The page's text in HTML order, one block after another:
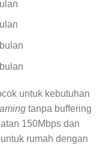
untuk kebutuhan
tanpa buffering
150Mbps dan
rumah dengan